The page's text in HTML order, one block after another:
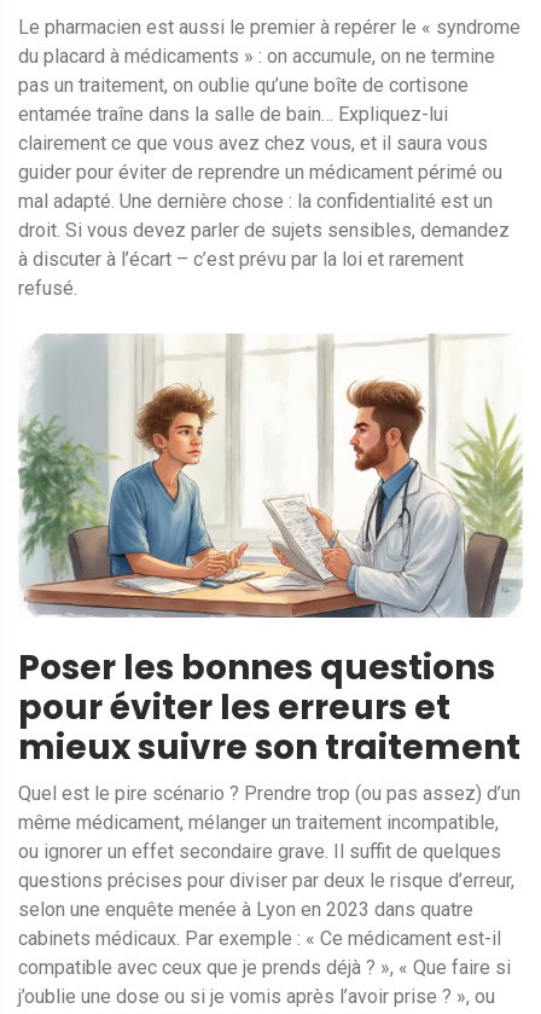
Le pharmacien est aussi le premier à repérer le « syndrome
du placard à médicaments » : on accumule, on ne termine
pas un traitement, on oublie qu’une boîte de cortisone
entamée traîne dans la salle de bain… Expliquez-lui
clairement ce que vous avez chez vous, et il saura vous
guider pour éviter de reprendre un médicament périmé ou
mal adapté. Une dernière chose : la confidentialité est un
droit. Si vous devez parler de sujets sensibles, demandez
à discuter à l’écart – c’est prévu par la loi et rarement
refusé.
Poser les bonnes questions
pour éviter les erreurs et
mieux suivre son traitement
Quel est le pire scénario ? Prendre trop (ou pas assez) d’un
même médicament, mélanger un traitement incompatible,
ou ignorer un effet secondaire grave. Il suffit de quelques
questions précises pour diviser par deux le risque d’erreur,
selon une enquête menée à Lyon en 2023 dans quatre
cabinets médicaux. Par exemple : « Ce médicament est-il
compatible avec ceux que je prends déjà ? », « Que faire si
j’oublie une dose ou si je vomis après l’avoir prise ? », ou